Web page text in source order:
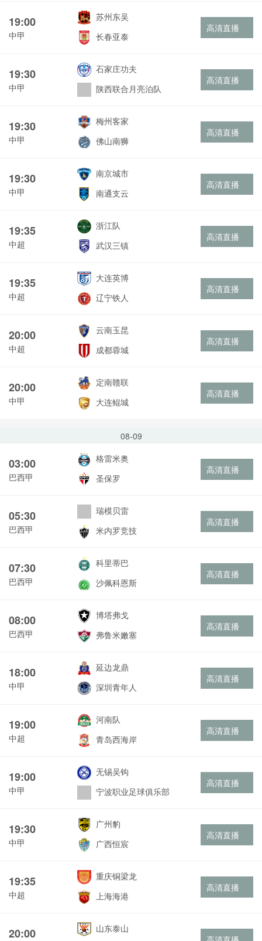
19:00
中甲
苏州东吴
长春亚泰
高清直播
19:30
中甲
石家庄功夫
陕西联合月亮泊队
高清直播
19:30
中甲
梅州客家
佛山南狮
高清直播
19:30
中甲
南京城市
南通支云
高清直播
19:35
中超
浙江队
武汉三镇
高清直播
19:35
中超
大连英博
辽宁铁人
高清直播
20:00
中超
云南玉昆
成都蓉城
高清直播
20:00
中甲
定南赣联
大连鲲城
高清直播
08-09
03:00
巴西甲
格雷米奥
圣保罗
高清直播
05:30
巴西甲
瑞模贝雷
米内罗竞技
高清直播
07:30
巴西甲
科里蒂巴
沙佩科恩斯
高清直播
08:00
巴西甲
博塔弗戈
弗鲁米嫩塞
高清直播
18:00
中甲
延边龙鼎
深圳青年人
高清直播
19:00
中超
河南队
青岛西海岸
高清直播
19:00
中甲
无锡吴钩
宁波职业足球俱乐部
高清直播
19:30
中甲
广州豹
广西恒宸
高清直播
19:35
中超
重庆铜梁龙
上海海港
高清直播
20:00
山东泰山